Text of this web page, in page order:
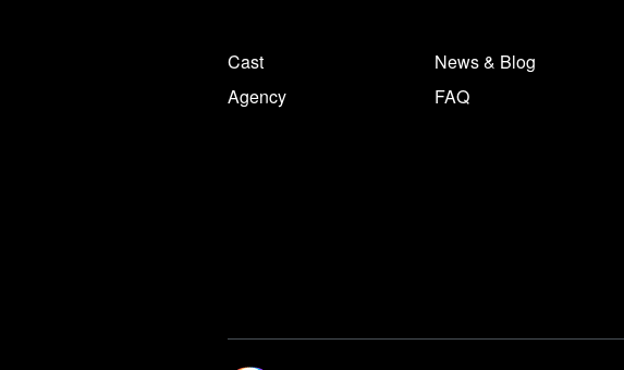
Cast
Agency
News & Blog
FAQ